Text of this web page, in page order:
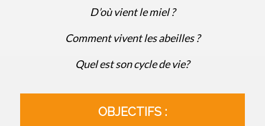
D’où vient le miel ?
Comment vivent les abeilles ?
Quel est son cycle de vie?
OBJECTIFS :